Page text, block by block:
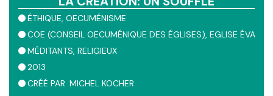
ÉTHIQUE OECUMÉNISME
COE (CONSEIL OECUMÉNIQUE DES ÉGLISES) EGLISE
MÉDITANTS RELIGIEUX
2013
CRÉÉ PAR MICHEL KOCHER